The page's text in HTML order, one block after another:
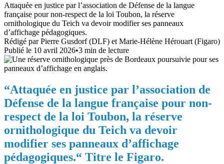
Attaquée en justice par l’association de Défense de la langue
française pour non-respect de la loi Toubon, la réserve
ornithologique du Teich va devoir modifier ses panneaux
d’affichage pédagogiques.
Rédigé parPierre Gusdorf (DLF) et Marie-Hélène Hérouart (Figaro)
Publié le 10 avril 2026•3 min de lecture
“Attaquée en justice par l’association de
Défense de la langue française pour non-
respect de la loi Toubon, la réserve
ornithologique du Teich va devoir
modifier ses panneaux d’affichage
pédagogiques.“ Titre le Figaro.